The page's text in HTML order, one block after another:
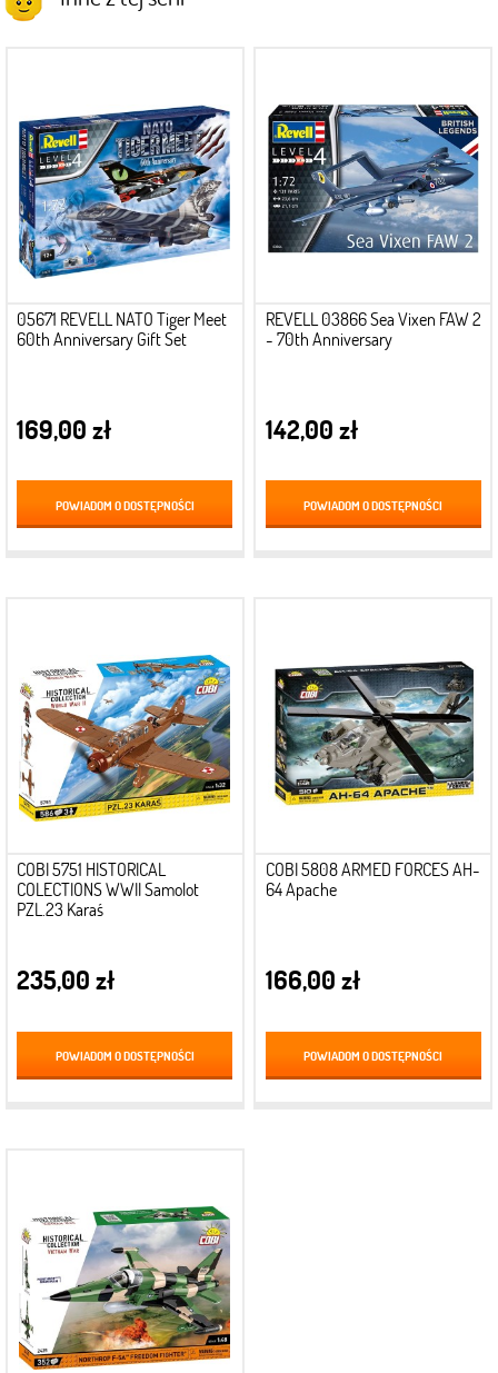
05671 REVELL NATO Tiger Meet
60th Anniversary Gift Set
169,00 zł
POWIADOM O DOSTĘPNOŚCI
REVELL 03866 Sea Vixen FAW 2
- 70th Anniversary
142,00 zł
POWIADOM O DOSTĘPNOŚCI
COBI 5751 HISTORICAL
COLECTIONS WWII Samolot
PZL.23 Karaś
235,00 zł
POWIADOM O DOSTĘPNOŚCI
COBI 5808 ARMED FORCES AH-
64 Apache
166,00 zł
POWIADOM O DOSTĘPNOŚCI